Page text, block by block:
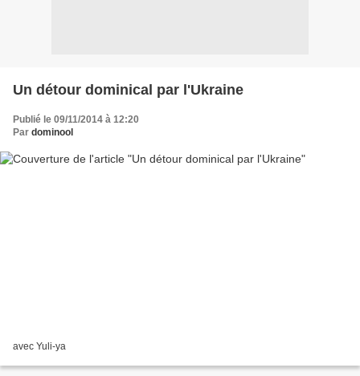
Un détour dominical par l'Ukraine
Publié le 09/11/2014 à 12:20
Par dominool
avec Yuli-ya